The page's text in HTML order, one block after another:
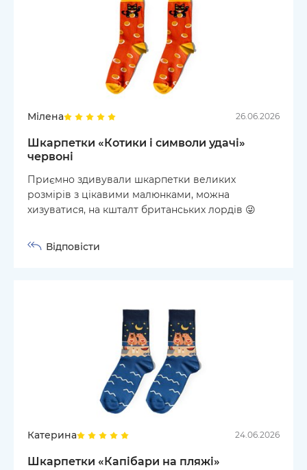
Мілена 26.06.2026
Шкарпетки «Котики і символи удачі»
червоні
Приємно здивували шкарпетки великих
розмірів з цікавими малюнками, можна
хизуватися, на кшталт британських лордів 😜
Відповісти
Катерина 24.06.2026
Шкарпетки «Капібари на пляжі»